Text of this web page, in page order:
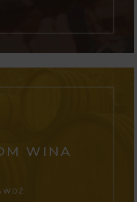
WINA